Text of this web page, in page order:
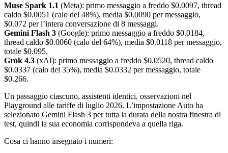
Muse Spark 1.1 (Meta): primo messaggio a freddo $0.0097, thread
caldo $0.0051 (calo del 48%), media $0.0090 per messaggio,
$0.072 per l’intera conversazione di 8 messaggi.
Gemini Flash 3 (Google): primo messaggio a freddo $0.0184,
thread caldo $0.0060 (calo del 64%), media $0.0118 per messaggio,
totale $0.095.
Grok 4.3 (xAI): primo messaggio a freddo $0.0520, thread caldo
$0.0337 (calo del 35%), media $0.0332 per messaggio, totale
$0.266.
Un passaggio ciascuno, assistenti identici, osservazioni nel
Playground alle tariffe di luglio 2026. L’impostazione Auto ha
selezionato Gemini Flash 3 per tutta la durata della nostra finestra di
test, quindi la sua economia corrispondeva a quella riga.
Cosa ci hanno insegnato i numeri: